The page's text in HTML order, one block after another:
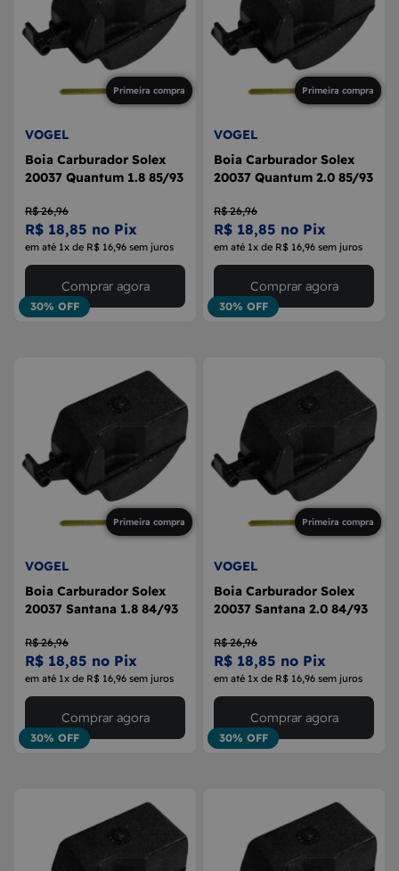
Primeira compra
VOGEL
Boia Carburador Solex
20037 Quantum 1.8 85/93
R$ 26,96
R$ 18,85 no Pix
em até 1x de R$ 16,96 sem juros
30% OFF
Comprar agora
Primeira compra
VOGEL
Boia Carburador Solex
20037 Quantum 2.0 85/93
R$ 26,96
R$ 18,85 no Pix
em até 1x de R$ 16,96 sem juros
30% OFF
Comprar agora
Primeira compra
VOGEL
Boia Carburador Solex
20037 Santana 1.8 84/93
R$ 26,96
R$ 18,85 no Pix
em até 1x de R$ 16,96 sem juros
30% OFF
Comprar agora
Primeira compra
VOGEL
Boia Carburador Solex
20037 Santana 2.0 84/93
R$ 26,96
R$ 18,85 no Pix
em até 1x de R$ 16,96 sem juros
30% OFF
Comprar agora